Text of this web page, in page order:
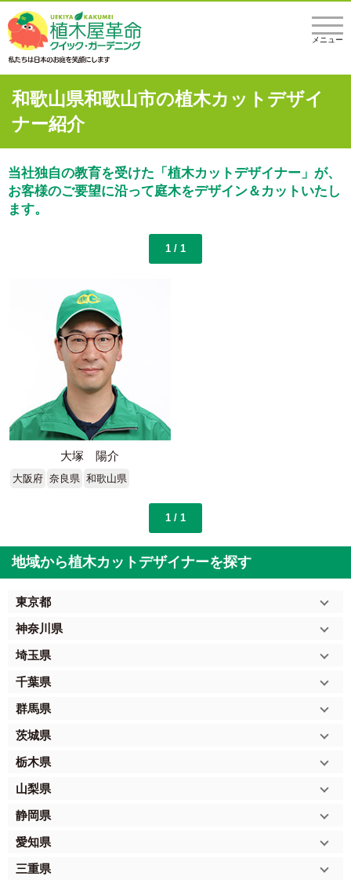
メニュー
和歌山県和歌山市の植木カットデザイ
ナー紹介
当社独自の教育を受けた「植木カットデザイナー」が、
お客様のご要望に沿って庭木をデザイン＆カットいたし
ます。
1 / 1
大塚 陽介
大阪府 奈良県 和歌山県
1 / 1
地域から植木カットデザイナーを探す
東京都
神奈川県
埼玉県
千葉県
群馬県
茨城県
栃木県
山梨県
静岡県
愛知県
三重県